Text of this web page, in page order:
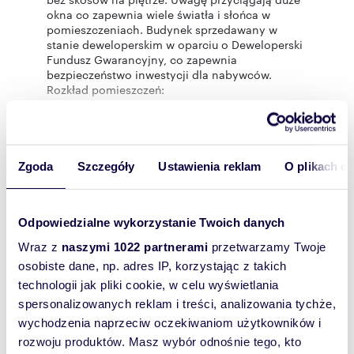
Zgoda Szczegóły Ustawienia reklam O plikach
Odpowiedzialne wykorzystanie Twoich danych
Wraz z naszymi 1022 partnerami przetwarzamy Twoje
osobiste dane, np. adres IP, korzystając z takich
technologii jak pliki cookie, w celu wyświetlania
spersonalizowanych reklam i treści, analizowania tychże,
wychodzenia naprzeciw oczekiwaniom użytkowników i
rozwoju produktów. Masz wybór odnośnie tego, kto
okna co zapewnia wiele światła i słońca w
pomieszczeniach. Budynek sprzedawany w
stanie deweloperskim w oparciu o Deweloperski
Fundusz Gwarancyjny, co zapewnia
bezpieczeństwo inwestycji dla nabywców.
Rozkład pomieszczeń:
oraz pomieszczenie gospodarcze, które może
Na parterze salon z otwartą kuchnią oraz pokój
gabinet. Jest garaż oraz pomieszczenie
Lokalizacja: Zielona Białołęka - Płudy,
bezpośrednio w otoczeniu zielonego lasu za
ogrodzeniem. Cisza i spokój zapewnione. W
otoczeniu nieliczna zabudowa jednorodzinna.
Zapraszam po więcej informacji telefonicznie.
Czekamy na Państwa pytania oraz wizytę.
Przedstawione informacje nie są ofertą w
rozumieniu przepisów Kodeksu cywilnego, mają
charakter wyłącznie informacyjny.
Statystyki ogłoszenia:
Wyślij
wiadomość
To najlepszy
sposób, aby
właściciel
oferty